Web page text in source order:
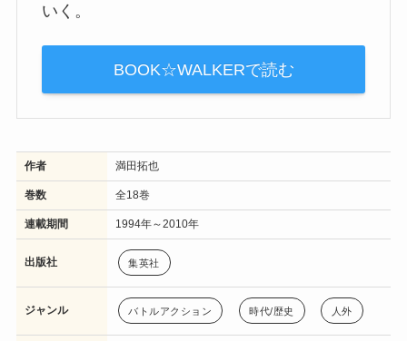
いく。
BOOK☆WALKERで読む
作者 満田拓也
巻数 全18巻
連載期間 1994年～2010年
出版社 集英社
ジャンル バトルアクション 時代/歴史 人外